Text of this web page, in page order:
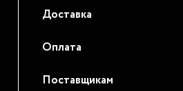
Доставка
Оплата
Поставщикам